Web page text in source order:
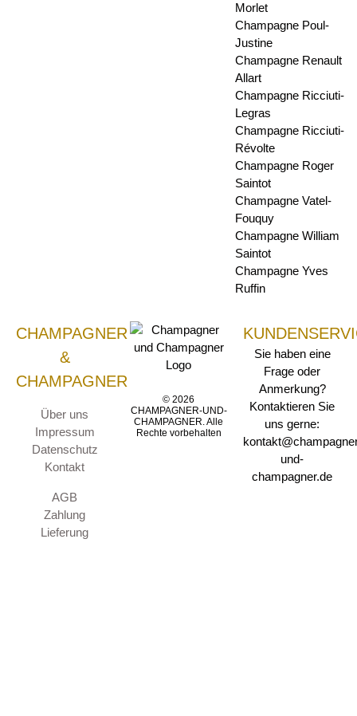
Morlet
Champagne Poul-
Justine
Champagne Renault
Allart
Champagne Ricciuti-
Legras
Champagne Ricciuti-
Révolte
Champagne Roger
Saintot
Champagne Vatel-
Fouquy
Champagne William
Saintot
Champagne Yves
Ruffin
CHAMPAGNER
&
CHAMPAGNER
Über uns
Impressum
Datenschutz
Kontakt
AGB
Zahlung
Lieferung
© 2026
CHAMPAGNER-UND-
CHAMPAGNER. Alle
Rechte vorbehalten
Sie haben eine
Frage oder
Anmerkung?
Kontaktieren Sie
uns gerne:
und-
champagner.de